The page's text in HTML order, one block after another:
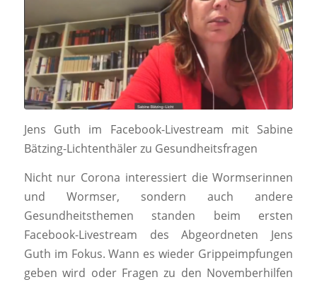
Jens Guth im Facebook-Livestream mit Sabine
Bätzing-Lichtenthäler zu Gesundheitsfragen
Nicht nur Corona interessiert die Wormserinnen
und Wormser, sondern auch andere
Gesundheitsthemen standen beim ersten
Facebook-Livestream des Abgeordneten Jens
Guth im Fokus. Wann es wieder Grippeimpfungen
geben wird oder Fragen zu den Novemberhilfen